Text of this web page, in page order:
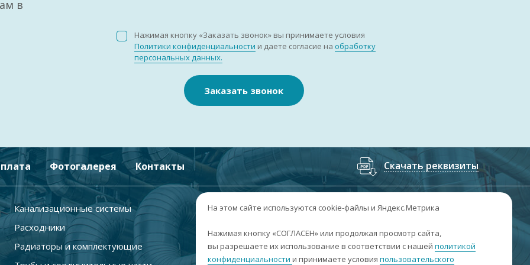
в
Нажимая кнопку «Заказать звонок» вы принимаете условия
Политики конфиденциальности и даете согласие на обработку
персональных данных.
Заказать звонок
Фотогалерея Контакты Скачать реквизиты
Канализационные системы
Расходники
Радиаторы и комплектующие
+7 (3852) 50-60-74;+7 (3852) 50-60-73
г. Барнаул, пр. Ленина, 158А, Н1/204
На этом сайте используются cookie-файлы и Яндекс.Метрика
Нажимая кнопку «СОГЛАСЕН» или продолжая просмотр сайта,
вы разрешаете их использование в соответствии с нашей политикой
конфиденциальности и принимаете условия пользовательского